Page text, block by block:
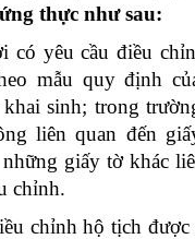
thực như sau:
cầu điều
mẫu quy định
sinh; trong
liên quan đến
giấy tờ khác
chỉnh.
hộ tịch được